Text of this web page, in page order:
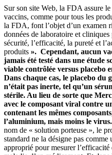
Sur son site Web, la FDA assure
vaccins, comme pour tous les
la FDA, font l’objet d’un examen
données de laboratoire et
sécurité, l’efficacité, la pureté et
produits ». Cependant, aucun
jamais été testé dans une étude
viable contrôlée versus placebo
Dans chaque cas, le placebo du
n’était pas inerte, tel qu’un
stérile. Au lieu de sorte que
avec le composant viral contre
contenant les mêmes
l’aluminium, mais moins le virus.
nom de « solution porteuse », le
standard ne la désigne pas comme
approprié pour mesurer l’efficacité